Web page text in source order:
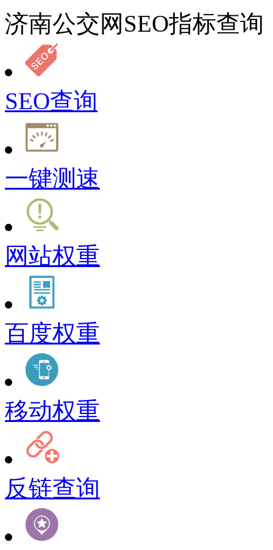
济南公交网SEO指标查询
SEO查询
一键测速
网站权重
百度权重
移动权重
反链查询